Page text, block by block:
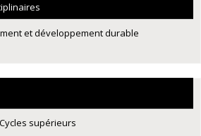
et développement durable
supérieurs